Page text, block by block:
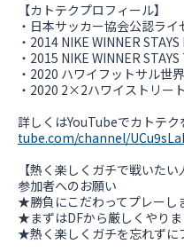
【カトテクプロフィール】
・日本サッカー協会公認ライ
・2014 NIKE WINNER
・2015 NIKE WINNER
・2020 ハワイフットサル世
・2020 2×2ハワイストリー
詳しくはYouTubeでカトテク
tube.com/channel/
【熱く楽しくガチで戦いたい
参加者へのお願い
★勝負にこだわってプレーし
★まずはDFから厳しくやりま
★熱く楽しくガチを忘れずに